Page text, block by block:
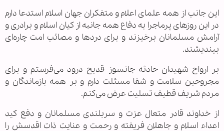
این جانب از همه علمای اعلام و متفکران جهان اسلام استدعا دارم
در این روزهای پرماجرا به دفاع همه جانبه از کیان اسلام و برادری و
آرامش مسلمانان برخیزند و برای دردها و مصائب امت چاره‌ای
بیندیشند.
بر ارواح شهیدان حادثه جانسوز قدیح درود می‌فرستم و برای
مجروحین سلامت و شفا مسئلت دارم و بر همه بازماندگان و
مردم شریف قطیف تسلیت عرض می‌کنم.
از خداوند قادر متعال عزت و سربلندی مسلمانان و دفع کید
اعداء اسلام و جاهلان فریفته و رحمت و عنایت ذات اقدسش را